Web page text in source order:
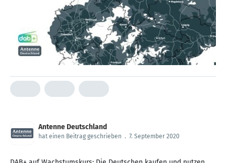
Antenne Deutschland
hat einen Beitrag geschrieben . 7. September 2020